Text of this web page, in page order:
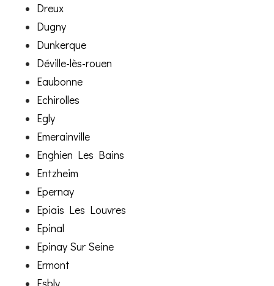
Dreux
Dugny
Dunkerque
Déville-lès-rouen
Eaubonne
Echirolles
Egly
Emerainville
Enghien Les Bains
Entzheim
Epernay
Epiais Les Louvres
Epinal
Epinay Sur Seine
Ermont
Esbly